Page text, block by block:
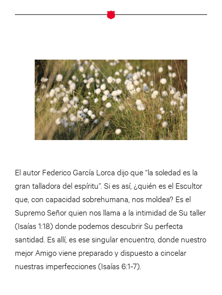
El autor Federico García Lorca dijo que “la soledad es la
gran talladora del espíritu”. Si es así, ¿quién es el Escultor
que, con capacidad sobrehumana, nos moldea? Es el
Supremo Señor quien nos llama a la intimidad de Su taller
(Isaías 1:18) donde podemos descubrir Su perfecta
santidad. Es allí, es ese singular encuentro, donde nuestro
mejor Amigo viene preparado y dispuesto a cincelar
nuestras imperfecciones (Isaías 6:1-7).